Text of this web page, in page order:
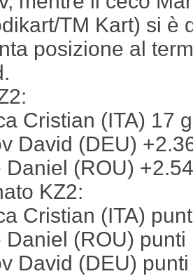
TM Kart) si è
posizione al
Cristian (ITA) 17
David (DEU)
Daniel (ROU)
KZ2:
Cristian (ITA)
Daniel (ROU) punti
David (DEU)